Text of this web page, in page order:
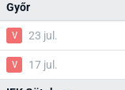
Győr
V 23 jul.
V 17 jul.